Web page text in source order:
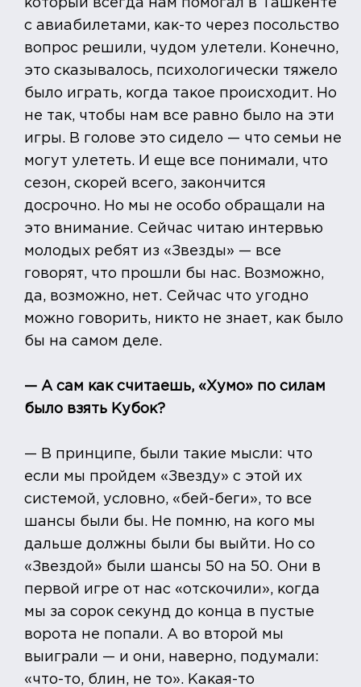
который всегда нам помогал в Ташкенте
с авиабилетами, как-то через посольство
вопрос решили, чудом улетели. Конечно,
это сказывалось, психологически тяжело
было играть, когда такое происходит. Но
не так, чтобы нам все равно было на эти
игры. В голове это сидело — что семьи не
могут улететь. И еще все понимали, что
сезон, скорей всего, закончится
досрочно. Но мы не особо обращали на
это внимание. Сейчас читаю интервью
молодых ребят из «Звезды» — все
говорят, что прошли бы нас. Возможно,
да, возможно, нет. Сейчас что угодно
можно говорить, никто не знает, как было
бы на самом деле.
— А сам как считаешь, «Хумо» по силам
было взять Кубок?
— В принципе, были такие мысли: что
если мы пройдем «Звезду» с этой их
системой, условно, «бей-беги», то все
шансы были бы. Не помню, на кого мы
дальше должны были бы выйти. Но со
«Звездой» были шансы 50 на 50. Они в
первой игре от нас «отскочили», когда
мы за сорок секунд до конца в пустые
ворота не попали. А во второй мы
выиграли — и они, наверно, подумали:
«что-то, блин, не то». Какая-то